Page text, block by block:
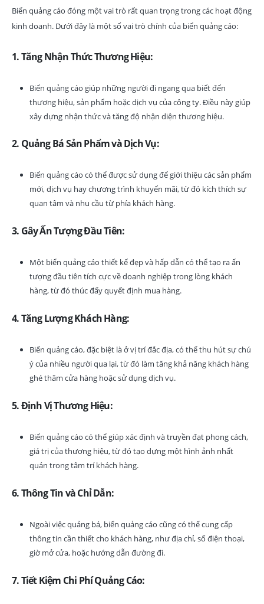
Biển quảng cáo đóng một vai trò rất quan trọng trong các hoạt động
kinh doanh. Dưới đây là một số vai trò chính của biển quảng cáo:
1. Tăng Nhận Thức Thương Hiệu:
Biển quảng cáo giúp những người đi ngang qua biết đến
thương hiệu, sản phẩm hoặc dịch vụ của công ty. Điều này giúp
xây dựng nhận thức và tăng độ nhận diện thương hiệu.
2. Quảng Bá Sản Phẩm và Dịch Vụ:
Biển quảng cáo có thể được sử dụng để giới thiệu các sản phẩm
mới, dịch vụ hay chương trình khuyến mãi, từ đó kích thích sự
quan tâm và nhu cầu từ phía khách hàng.
3. Gây Ấn Tượng Đầu Tiên:
Một biển quảng cáo thiết kế đẹp và hấp dẫn có thể tạo ra ấn
tượng đầu tiên tích cực về doanh nghiệp trong lòng khách
hàng, từ đó thúc đẩy quyết định mua hàng.
4. Tăng Lượng Khách Hàng:
Biển quảng cáo, đặc biệt là ở vị trí đắc địa, có thể thu hút sự chú
ý của nhiều người qua lại, từ đó làm tăng khả năng khách hàng
ghé thăm cửa hàng hoặc sử dụng dịch vụ.
5. Định Vị Thương Hiệu:
Biển quảng cáo có thể giúp xác định và truyền đạt phong cách,
giá trị của thương hiệu, từ đó tạo dựng một hình ảnh nhất
quán trong tâm trí khách hàng.
6. Thông Tin và Chỉ Dẫn:
Ngoài việc quảng bá, biển quảng cáo cũng có thể cung cấp
thông tin cần thiết cho khách hàng, như địa chỉ, số điện thoại,
giờ mở cửa, hoặc hướng dẫn đường đi.
7. Tiết Kiệm Chi Phí Quảng Cáo: